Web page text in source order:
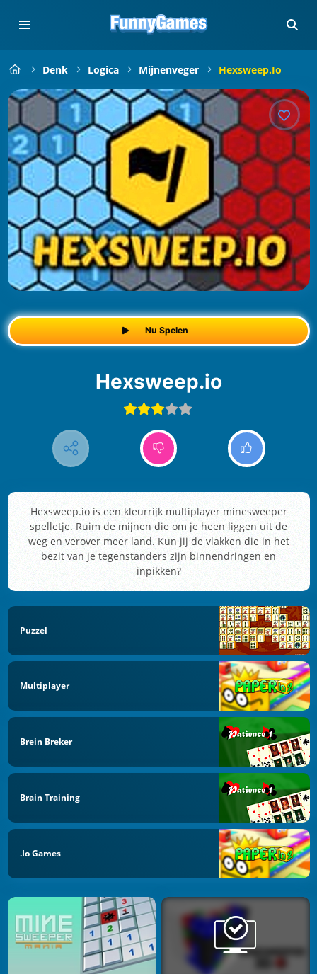
Denk Logica Mijnenveger Hexsweep.io
Nu Spelen
Hexsweep.io
Hexsweep.io is een kleurrijk multiplayer minesweeper
spelletje. Ruim de mijnen die om je heen liggen uit de
weg en verover meer land. Kun jij de vlakken die in het
bezit van je tegenstanders zijn binnendringen en
inpikken?
Puzzel
Multiplayer
Brein Breker
Brain Training
.io Games